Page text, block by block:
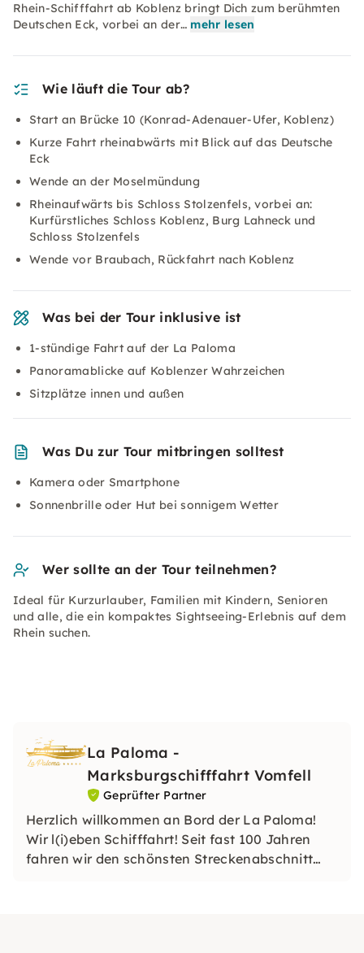
Rhein-Schifffahrt ab Koblenz bringt Dich zum berühmten
Deutschen Eck, vorbei an der… mehr lesen
Wie läuft die Tour ab?
Start an Brücke 10 (Konrad-Adenauer-Ufer, Koblenz)
Kurze Fahrt rheinabwärts mit Blick auf das Deutsche
Eck
Wende an der Moselmündung
Rheinaufwärts bis Schloss Stolzenfels, vorbei an:
Kurfürstliches Schloss Koblenz, Burg Lahneck und
Schloss Stolzenfels
Wende vor Braubach, Rückfahrt nach Koblenz
Was bei der Tour inklusive ist
1-stündige Fahrt auf der La Paloma
Panoramablicke auf Koblenzer Wahrzeichen
Sitzplätze innen und außen
Was Du zur Tour mitbringen solltest
Kamera oder Smartphone
Sonnenbrille oder Hut bei sonnigem Wetter
Wer sollte an der Tour teilnehmen?
Ideal für Kurzurlauber, Familien mit Kindern, Senioren
und alle, die ein kompaktes Sightseeing-Erlebnis auf dem
Rhein suchen.
La Paloma -
Marksburgschifffahrt Vomfell
Geprüfter Partner
Herzlich willkommen an Bord der La Paloma!
Wir l(i)eben Schifffahrt! Seit fast 100 Jahren
fahren wir den schönsten Streckenabschnitt